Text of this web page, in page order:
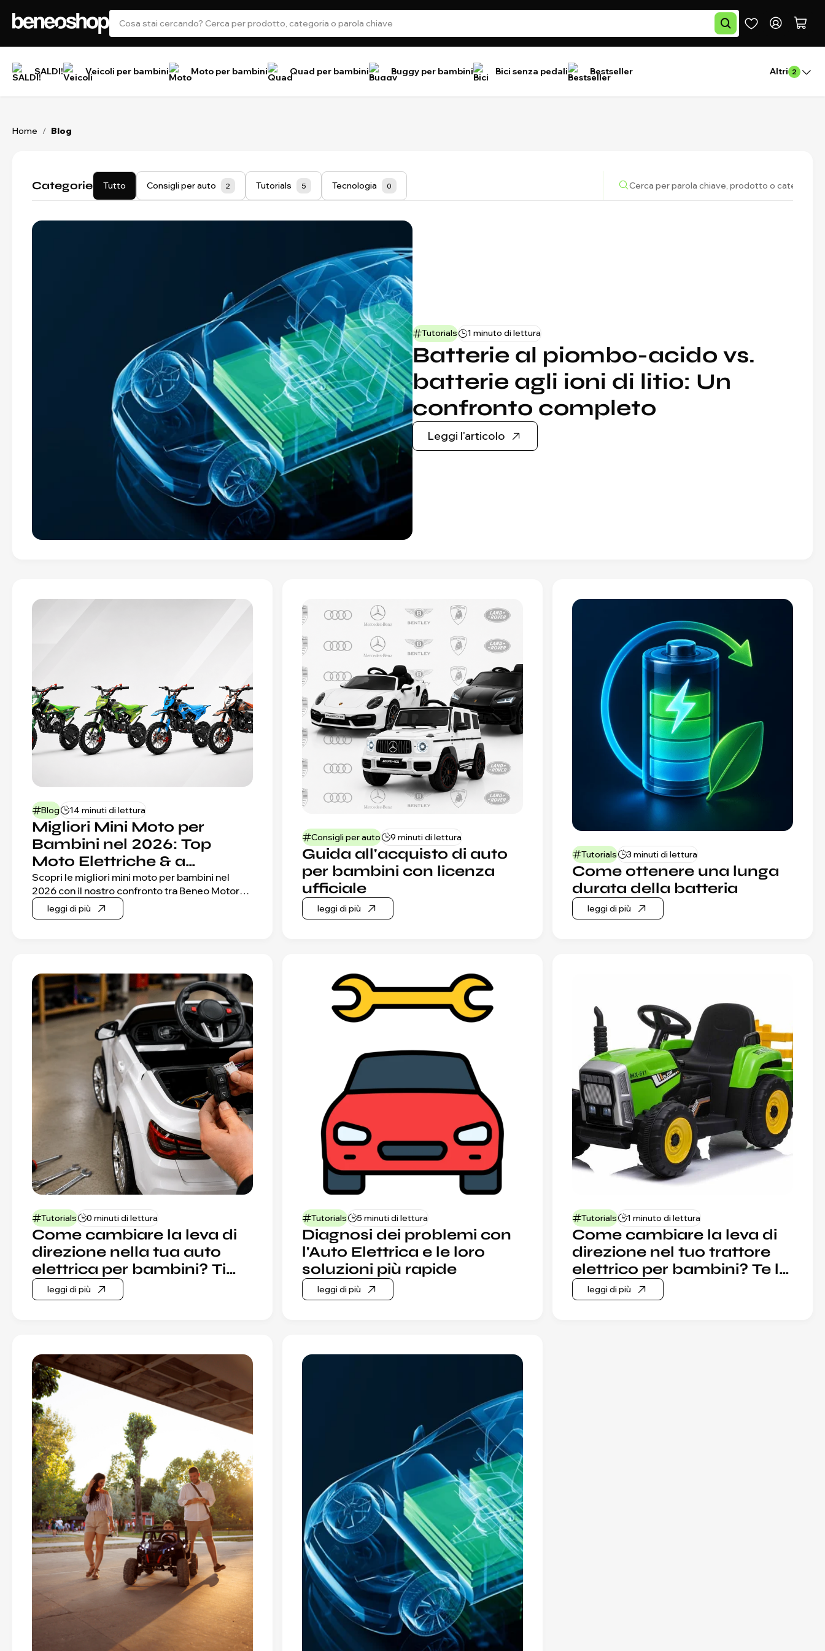
SALDI! Veicoli per bambini Moto per bambini Quad per bambini Buggy per bambini Bici senza pedali Bestseller Altri 2
Home / Blog
Categorie Tutto Consigli per auto 2 Tutorials 5 Tecnologia 0
Tutorials 1 minuto di lettura
Batterie al piombo-acido vs.
batterie agli ioni di litio: Un
confronto completo
Leggi l'articolo
Blog 14 minuti di lettura
Migliori Mini Moto per
Bambini nel 2026: Top
Moto Elettriche & a
Benzina
Scopri le migliori mini moto per bambini nel
2026 con il nostro confronto tra Beneo Motors
Rookie, Cross SX, Cross XM, Cross TRX,
Panther. Dalle pocket bike adatte ai principianti
trovare la mini moto giusta per il tuo giovane
pilota.
leggi di più
Consigli per auto 9 minuti di lettura
Guida all'acquisto di auto
per bambini con licenza
ufficiale
leggi di più
Tutorials 3 minuti di lettura
Come ottenere una lunga
durata della batteria
leggi di più
Tutorials 0 minuti di lettura
Come cambiare la leva di
direzione nella tua auto
elettrica per bambini? Ti
mostreremo passo dopo
pa
leggi di più
Tutorials 5 minuti di lettura
Diagnosi dei problemi con
l'Auto Elettrica e le loro
soluzioni più rapide
leggi di più
Tutorials 1 minuto di lettura
Come cambiare la leva di
direzione nel tuo trattore
elettrico per bambini? Te lo
mostreremo passo do
leggi di più